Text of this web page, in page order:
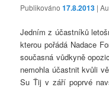
Publikováno17.8.2013 |
Jedním z účastníků
kterou pořádá Nadace
současná vůdkyně
nemohla účastnit kvůli
Su Ťij v září poprvé